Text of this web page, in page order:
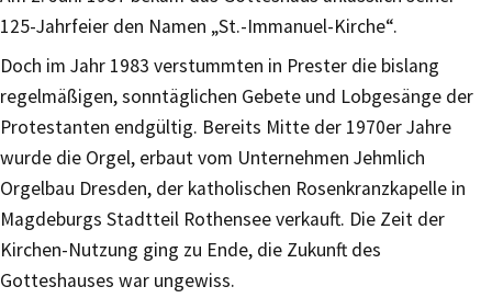
125-Jahrfeier den Namen „St.-Immanuel-Kirche“.
Doch im Jahr 1983 verstummten in Prester die bislang
regelmäßigen, sonntäglichen Gebete und Lobgesänge der
Protestanten endgültig. Bereits Mitte der 1970er Jahre
wurde die Orgel, erbaut vom Unternehmen Jehmlich
Orgelbau Dresden, der katholischen Rosenkranzkapelle in
Magdeburgs Stadtteil Rothensee verkauft. Die Zeit der
Kirchen-Nutzung ging zu Ende, die Zukunft des
Gotteshauses war ungewiss.